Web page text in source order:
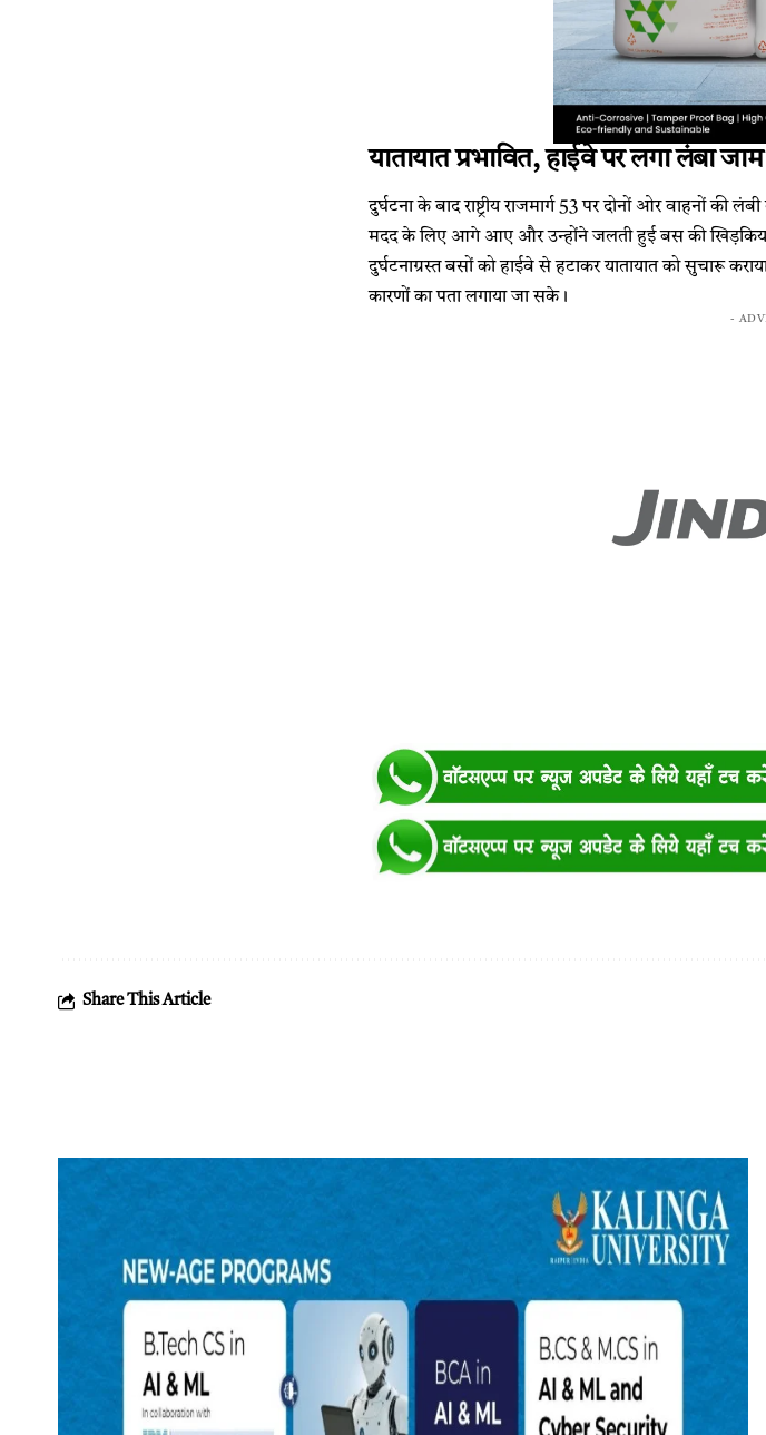
यातायात प्रभावित, हाईवे पर लगा लंबा जाम
दुर्घटना के बाद राष्ट्रीय राजमार्ग 53 पर दोनों ओर वाहनों
मदद के लिए आगे आए और उन्होंने जलती हुई बस की खिड़कियां
दुर्घटनाग्रस्त बसों को हाईवे से हटाकर यातायात को सुचारू
कारणों का पता लगाया जा सके।
-
Share This Article